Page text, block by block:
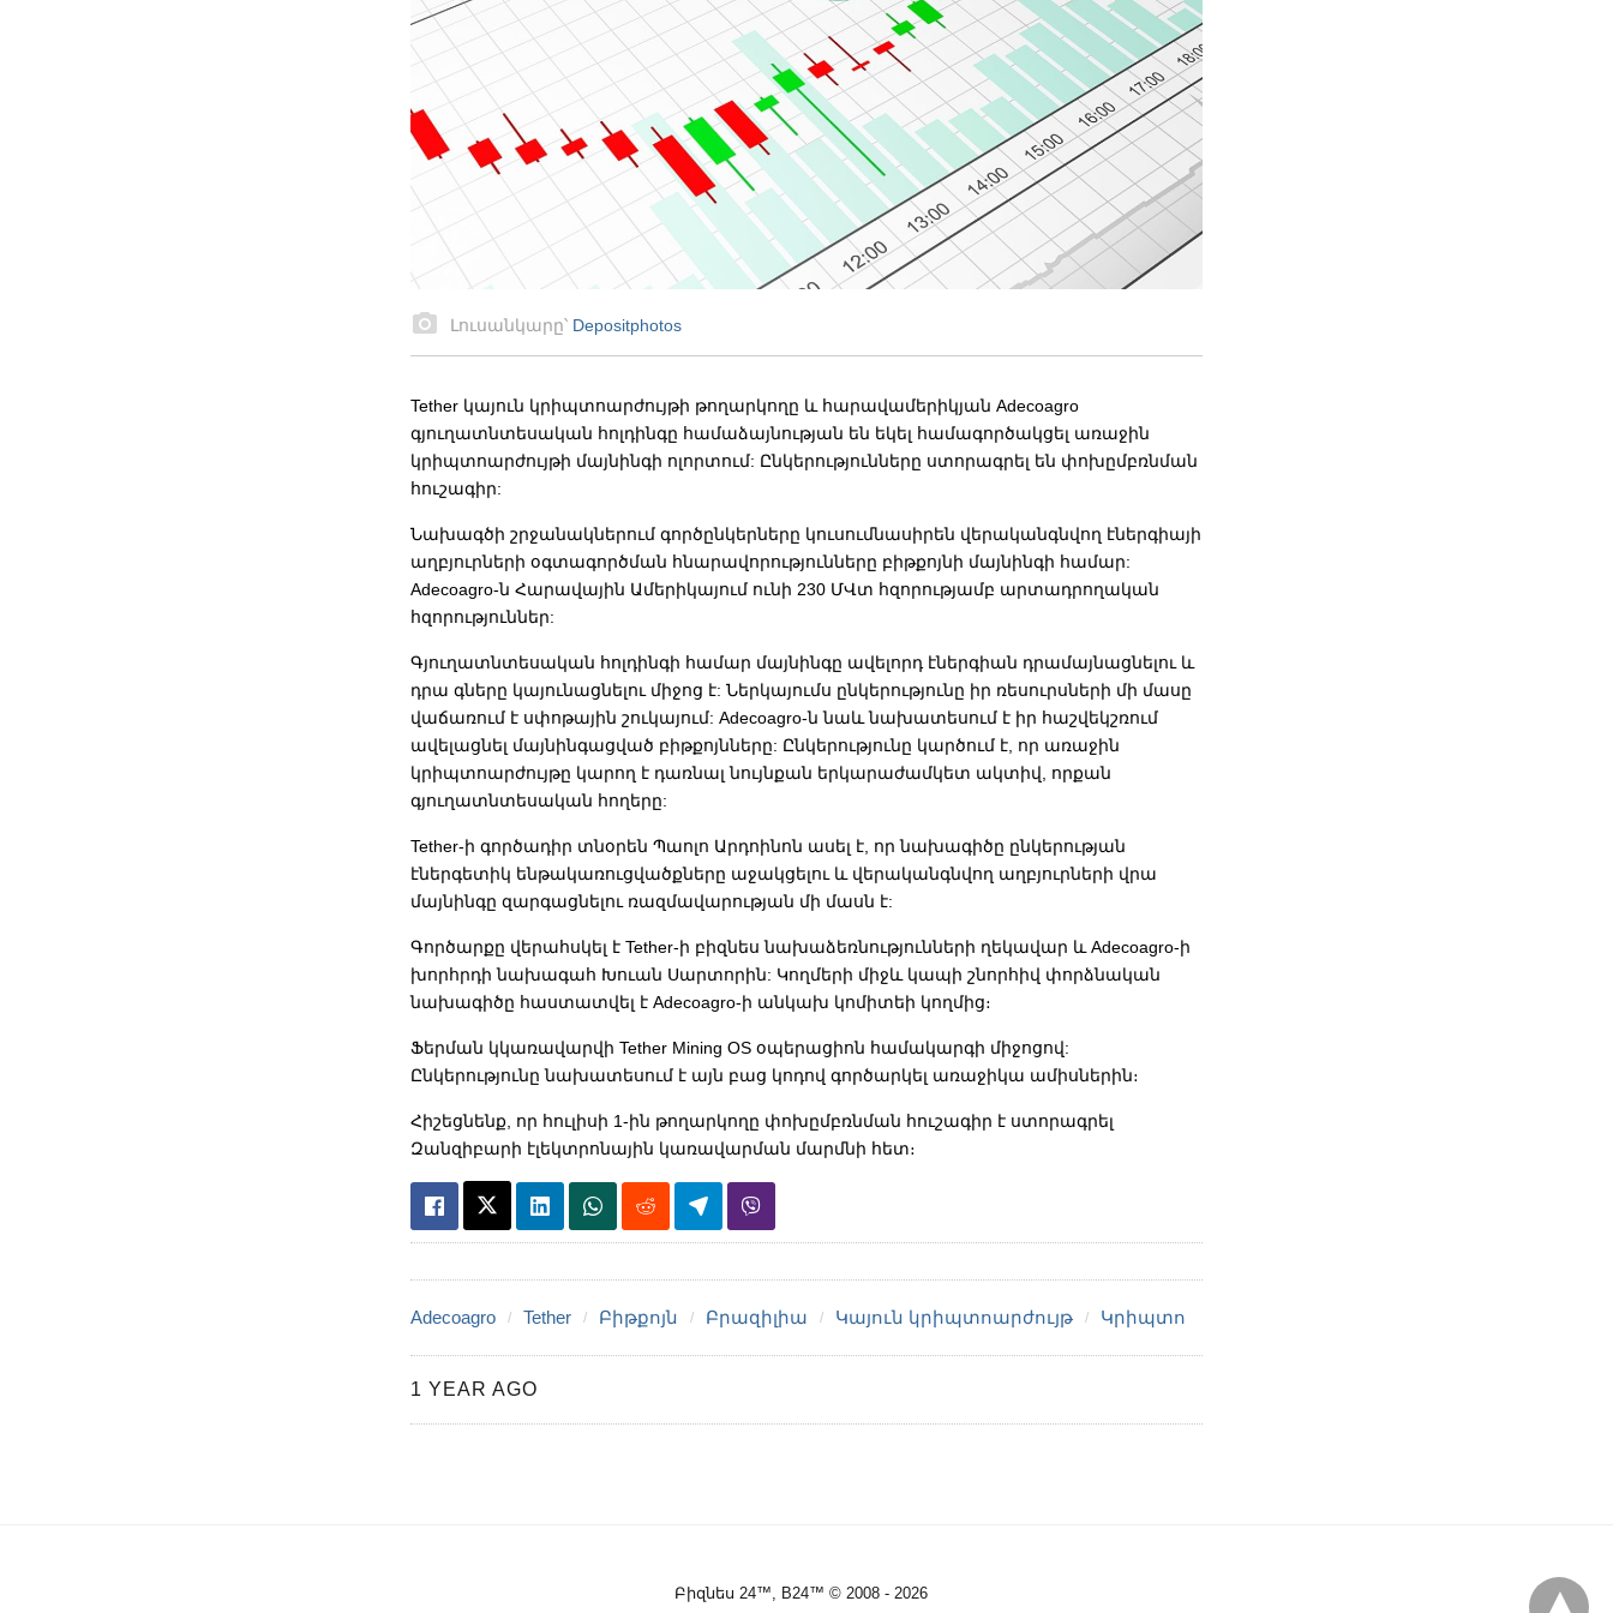
Լուսանկարը՝ Depositphotos
Tether կայուն կրիպտոարժույթի թողարկողը և հարավամերիկյան Adecoagro
գյուղատնտեսական հոլդինգը համաձայնության են եկել համագործակցել առաջին
կրիպտոարժույթի մայնինգի ոլորտում: Ընկերությունները ստորագրել են փոխըմբռնման
հուշագիր:
Նախագծի շրջանակներում գործընկերները կուսումնասիրեն վերականգնվող էներգիայի
աղբյուրների օգտագործման հնարավորությունները բիթքոյնի մայնինգի համար:
Adecoagro-ն Հարավային Ամերիկայում ունի 230 ՄՎտ հզորությամբ արտադրողական
հզորություններ:
Գյուղատնտեսական հոլդինգի համար մայնինգը ավելորդ էներգիան դրամայնացնելու և
դրա գները կայունացնելու միջոց է: Ներկայումս ընկերությունը իր ռեսուրսների մի մասը
վաճառում է սփոթային շուկայում: Adecoagro-ն նաև նախատեսում է իր հաշվեկշռում
ավելացնել մայնինգացված բիթքոյնները: Ընկերությունը կարծում է, որ առաջին
կրիպտոարժույթը կարող է դառնալ նույնքան երկարաժամկետ ակտիվ, որքան
գյուղատնտեսական հողերը:
Tether-ի գործադիր տնօրեն Պաոլո Արդոինոն ասել է, որ նախագիծը ընկերության
էներգետիկ ենթակառուցվածքները աջակցելու և վերականգնվող աղբյուրների վրա
մայնինգը զարգացնելու ռազմավարության մի մասն է:
Գործարքը վերահսկել է Tether-ի բիզնես նախաձեռնությունների ղեկավար և Adecoagro-ի
խորհրդի նախագահ Խուան Սարտորին: Կողմերի միջև կապի շնորհիվ փորձնական
նախագիծը հաստատվել է Adecoagro-ի անկախ կոմիտեի կողմից։
Ֆերման կկառավարվի Tether Mining OS օպերացիոն համակարգի միջոցով:
Ընկերությունը նախատեսում է այն բաց կոդով գործարկել առաջիկա ամիսներին։
Հիշեցնենք, որ հուլիսի 1-ին թողարկողը փոխըմբռնման հուշագիր է ստորագրել
Զանզիբարի էլեկտրոնային կառավարման մարմնի հետ։
Adecoagro Tether Բիթքոյն Բրազիլիա Կայուն կրիպտոարժույթ Կրիպտո
1 YEAR AGO
Բիզնես 24™, B24™ © 2008 - 2026